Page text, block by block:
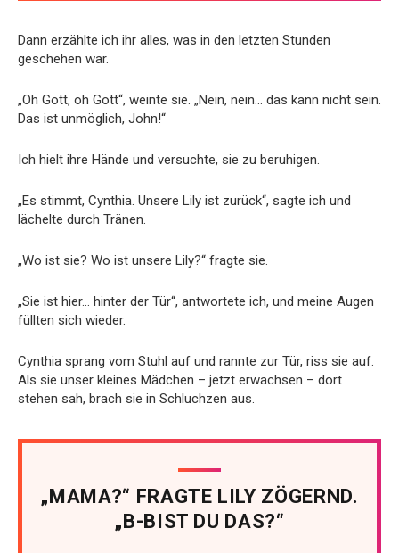
Dann erzählte ich ihr alles, was in den letzten Stunden
geschehen war.
„Oh Gott, oh Gott“, weinte sie. „Nein, nein… das kann nicht sein.
Das ist unmöglich, John!“
Ich hielt ihre Hände und versuchte, sie zu beruhigen.
„Es stimmt, Cynthia. Unsere Lily ist zurück“, sagte ich und
lächelte durch Tränen.
„Wo ist sie? Wo ist unsere Lily?“ fragte sie.
„Sie ist hier… hinter der Tür“, antwortete ich, und meine Augen
füllten sich wieder.
Cynthia sprang vom Stuhl auf und rannte zur Tür, riss sie auf.
Als sie unser kleines Mädchen – jetzt erwachsen – dort
stehen sah, brach sie in Schluchzen aus.
„MAMA?“ FRAGTE LILY ZÖGERND.
„B-BIST DU DAS?“